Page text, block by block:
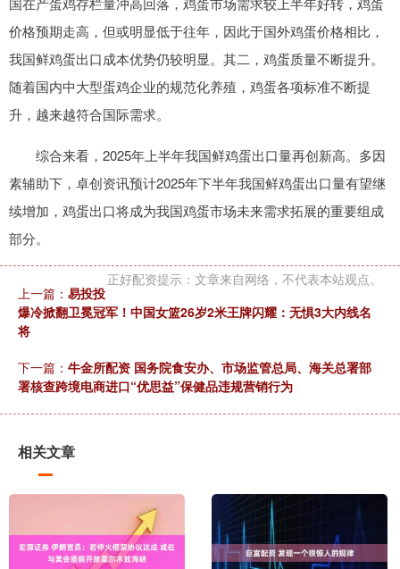
价格预期走高，但或明显低于往年，因此于国外鸡蛋价格相比，
我国鲜鸡蛋出口成本优势仍较明显。其二，鸡蛋质量不断提升。
随着国内中大型蛋鸡企业的规范化养殖，鸡蛋各项标准不断提
升，越来越符合国际需求。
综合来看，2025年上半年我国鲜鸡蛋出口量再创新高。多因
素辅助下，卓创资讯预计2025年下半年我国鲜鸡蛋出口量有望继
续增加，鸡蛋出口将成为我国鸡蛋市场未来需求拓展的重要组成
部分。
正好配资提示：文章来自网络，不代表本站观点。
上一篇： 易投投
爆冷掀翻卫冕冠军！中国女篮26岁2米王牌闪耀：无惧3大内线名
将
下一篇： 牛金所配资 国务院食安办、市场监管总局、海关总署部
署核查跨境电商进口“优思益”保健品违规营销行为
相关文章